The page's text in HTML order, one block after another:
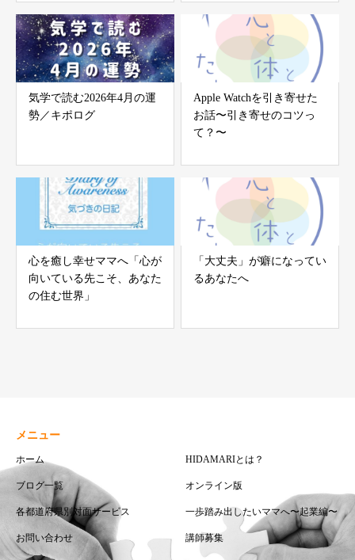
気学で読む2026年4月の運
勢／キポログ
Apple Watchを引き寄せた
お話〜引き寄せのコツっ
て？〜
心を癒し幸せママへ「心が
向いている先こそ、あなた
の住む世界」
「大丈夫」が癖になってい
るあなたへ
メニュー
ホーム HIDAMARIとは？
ブログ一覧 オンライン版
各都道府県別対面サービス 一歩踏み出したいママへ〜起業編〜
お問い合わせ 講師募集